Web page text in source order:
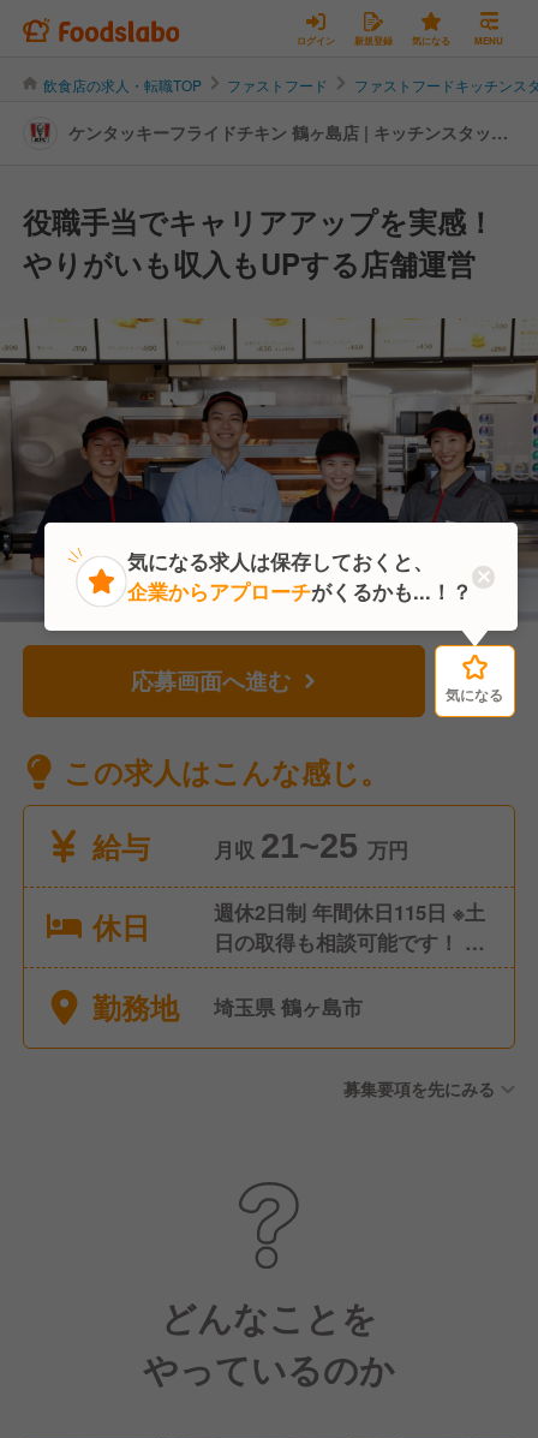
ログイン 新規登録 気になる MENU
飲食店の求人・転職TOP ファストフード ファストフードキッチンス
ケンタッキーフライドチキン 鶴ヶ島店 | キッチンスタッフ
役職手当でキャリアアップを実感！
やりがいも収入もUPする店舗運営
応募画面へ進む 気になる
この求人はこんな感じ。
給与
月収 21~25 万円
休日
週休2日制 年間休日115日 ※土
日の取得も相談可能です！ ■
年次有給休暇 ■産前産後休暇
（取得・復職実績あり） ■育
勤務地 埼玉県 鶴ヶ島市
募集要項を先にみる
どんなことを
やっているのか
気になる
気になる求人は保存しておくと、
企業からアプローチがくるかも...！？